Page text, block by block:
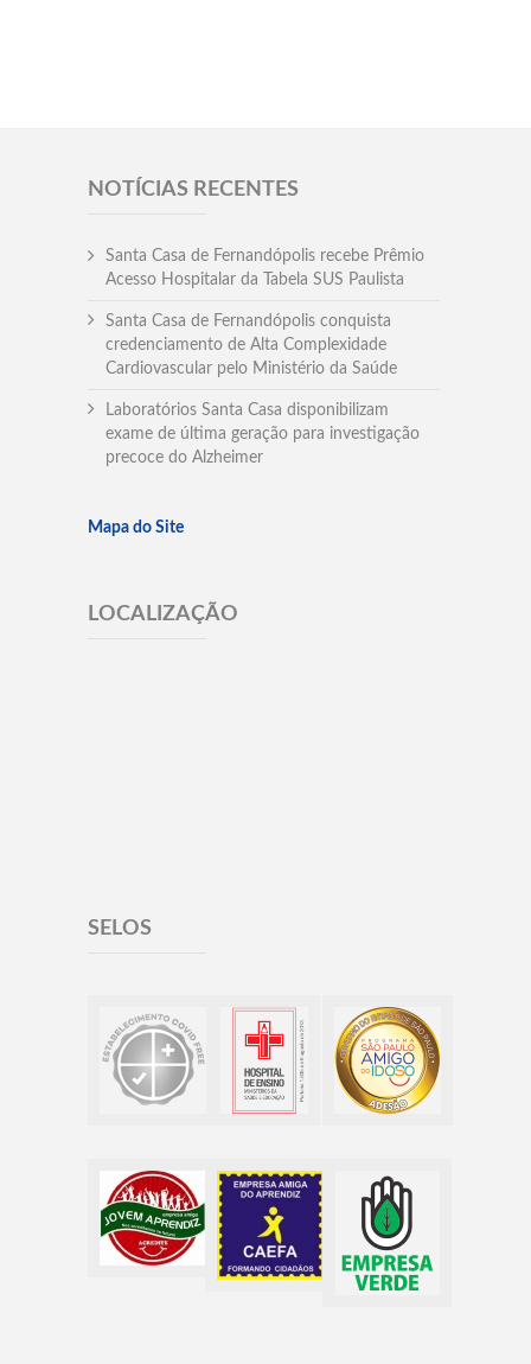
NOTÍCIAS RECENTES
Santa Casa de Fernandópolis recebe Prêmio
Acesso Hospitalar da Tabela SUS Paulista
Santa Casa de Fernandópolis conquista
credenciamento de Alta Complexidade
Cardiovascular pelo Ministério da Saúde
Laboratórios Santa Casa disponibilizam
exame de última geração para investigação
precoce do Alzheimer
Mapa do Site
LOCALIZAÇÃO
SELOS